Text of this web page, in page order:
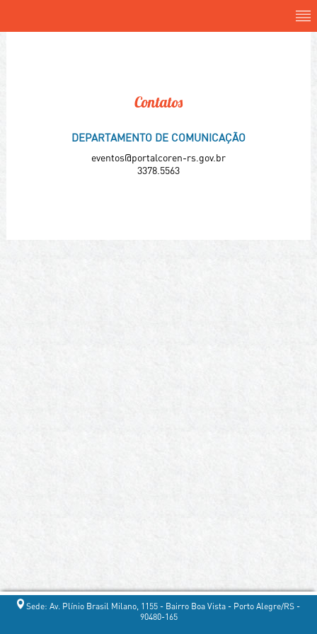
Contatos
DEPARTAMENTO DE COMUNICAÇÃO
eventos@portalcoren-rs.gov.br
3378.5563
Sede: Av. Plínio Brasil Milano, 1155 - Bairro Boa Vista - Porto Alegre/RS -
90480-165